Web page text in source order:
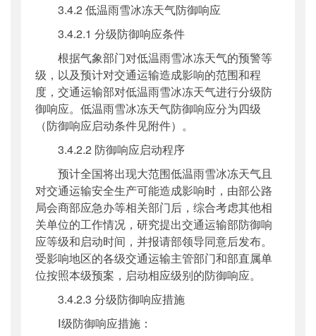
3.4.2 低温雨雪冰冻天气防御响应
3.4.2.1 分级防御响应条件
根据气象部门对低温雨雪冰冻天气的预警等
级，以及预计对交通运输造成影响的范围和程
度，交通运输部对低温雨雪冰冻天气进行分级防
御响应。低温雨雪冰冻天气防御响应分为四级
（防御响应启动条件见附件）。
3.4.2.2 防御响应启动程序
预计全国将出现大范围低温雨雪冰冻天气且
对交通运输安全生产可能造成影响时，由部公路
局会商部应急办等相关部门后，综合考虑其他相
关单位的工作情况，研究提出交通运输部防御响
应等级和启动时间，并报请部领导同意后发布。
受影响地区的各级交通运输主管部门和部直属单
位按照本级预案，启动相应级别的防御响应。
3.4.2.3 分级防御响应措施
Ⅰ级防御响应措施：